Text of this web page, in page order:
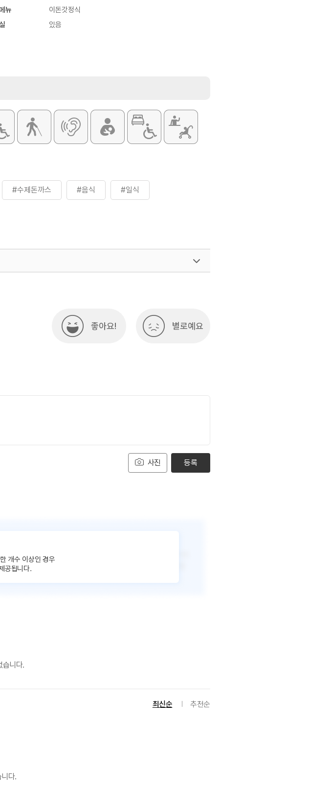
뉴
이돈갓정식
있음
#수제돈까스 #음식 #일식
좋아요! 별로예요
사진 등록
개수 이상인 경우
공됩니다.
습니다.
최신순 추천순
다.